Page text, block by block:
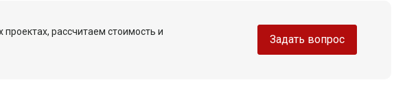
рассчитаем стоимость и
Задать вопрос